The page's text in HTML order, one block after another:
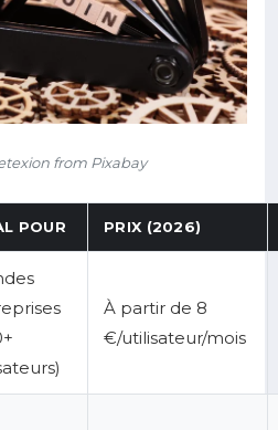
from Pixabay
POUR PRIX (2026)
À partir de 8
€/utilisateur/mois